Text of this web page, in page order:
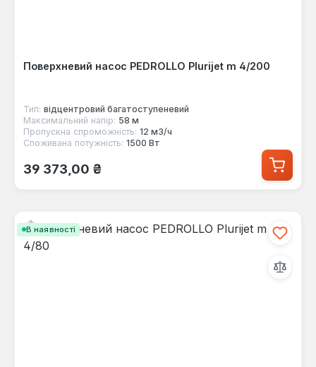
Поверхневий насос PEDROLLO Plurijet m 4/200
Тип: відцентровий багатоступеневий
Максимальний напір: 58 м
Пропускна спроможність: 12 м3/ч
Споживана потужність: 1500 Вт
Звичайна ціна:
39 373,00 ₴
В наявності